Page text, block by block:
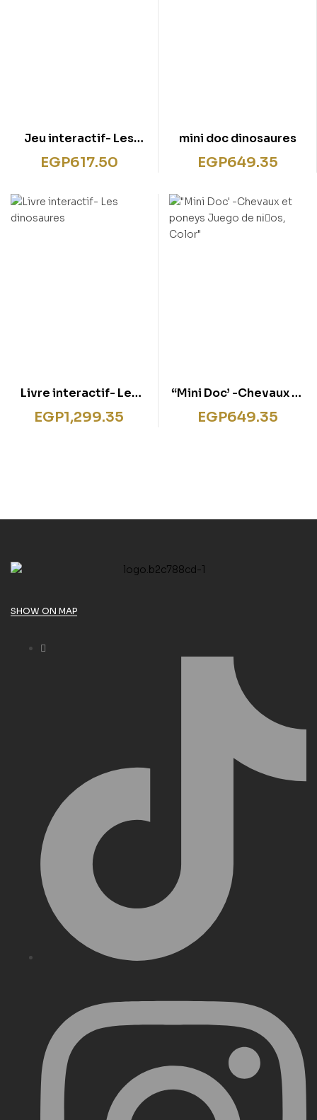
Jeu interactif- Les
dinosaures
EGP617.50
mini doc dinosaures
EGP649.35
Livre interactif- Les
dinosaures
EGP1,299.35
“Mini Doc’ -Chevaux et
poneys Juego de
EGP649.35
SHOW ON MAP